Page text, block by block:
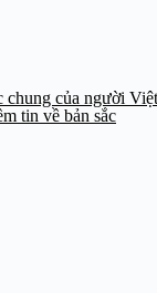
chung của người Việt
tin về bản sắc